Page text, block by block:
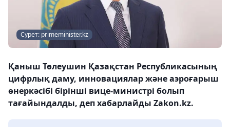
Сурет: primeminister.kz
Қаныш Төлеушин Қазақстан Республикасының
цифрлық даму, инновациялар және аэроғарыш
өнеркәсібі бірінші вице-министрі болып
тағайындалды, деп хабарлайды Zakon.kz.